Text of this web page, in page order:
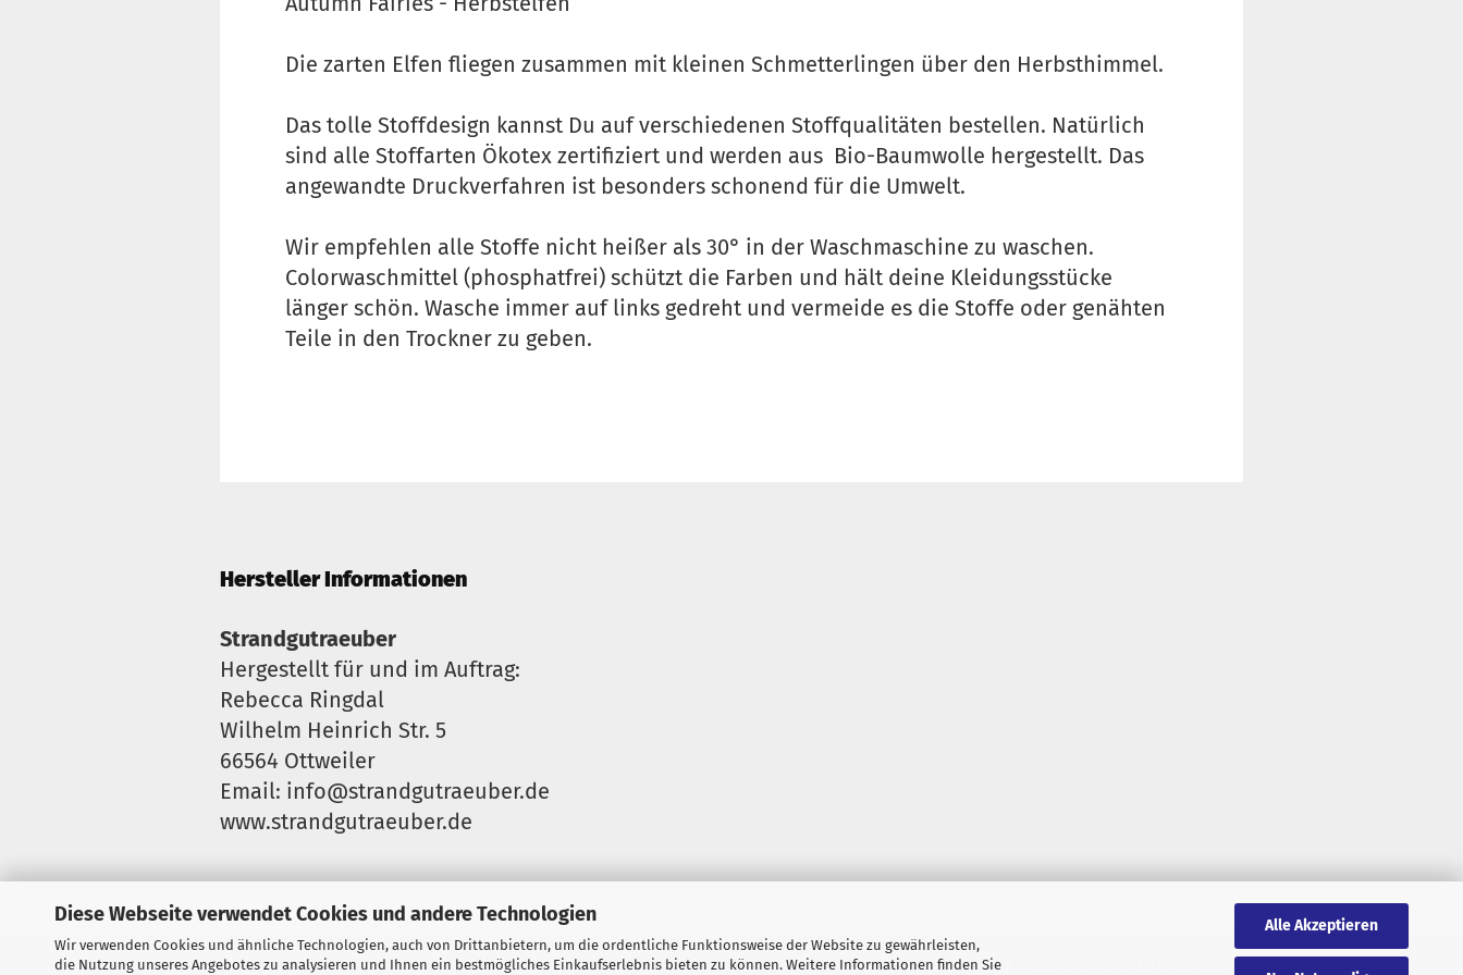
Diese Webseite verwendet Cookies und andere Technologien
Wir verwenden Cookies und ähnliche Technologien, auch von Drittanbietern, um die ordentliche Funktionsweise der Website zu gewährleisten,
die Nutzung unseres Angebotes zu analysieren und Ihnen ein bestmögliches Einkaufserlebnis bieten zu können. Weitere Informationen finden Sie
Alle Akzeptieren
Die zarten Elfen fliegen zusammen mit kleinen Schmetterlingen über den Herbsthimmel.
Das tolle Stoffdesign kannst Du auf verschiedenen Stoffqualitäten bestellen. Natürlich
sind alle Stoffarten Ökotex zertifiziert und werden aus Bio-Baumwolle hergestellt. Das
angewandte Druckverfahren ist besonders schonend für die Umwelt.
Wir empfehlen alle Stoffe nicht heißer als 30° in der Waschmaschine zu waschen.
Colorwaschmittel (phosphatfrei) schützt die Farben und hält deine Kleidungsstücke
länger schön. Wasche immer auf links gedreht und vermeide es die Stoffe oder genähten
Teile in den Trockner zu geben.
Hersteller Informationen
Strandgutraeuber
Hergestellt für und im Auftrag:
Rebecca Ringdal
Wilhelm Heinrich Str. 5
66564 Ottweiler
Email: info@strandgutraeuber.de
www.strandgutraeuber.de
Widerrufsrecht & Muster-Widerrufsformular Versand- & Zahlungsbedingungen Kontakt Impressum AGB